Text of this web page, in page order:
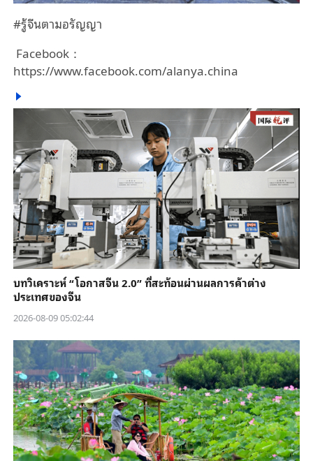
#รู้จีนตามอรัญญา
Facebook：
https://www.facebook.com/alanya.china
บทวิเคราะห์ “โอกาสจีน 2.0” ที่สะท้อนผ่านผลการค้าต่าง
ประเทศของจีน
2026-08-09 05:02:44